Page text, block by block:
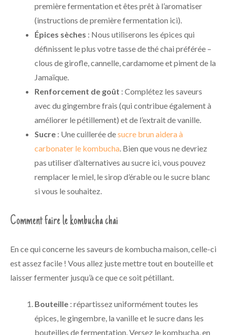
première fermentation et êtes prêt à l’aromatiser
(instructions de première fermentation ici).
Épices sèches : Nous utiliserons les épices qui
définissent le plus votre tasse de thé chai préférée –
clous de girofle, cannelle, cardamome et piment de la
Jamaïque.
Renforcement de goût : Complétez les saveurs
avec du gingembre frais (qui contribue également à
améliorer le pétillement) et de l’extrait de vanille.
Sucre : Une cuillerée desucre brun aidera à
carbonater le kombucha . Bien que vous ne devriez
pas utiliser d’alternatives au sucre ici, vous pouvez
remplacer le miel, le sirop d’érable ou le sucre blanc
si vous le souhaitez.
Comment faire le kombucha chai
En ce qui concerne les saveurs de kombucha maison, celle-ci
est assez facile ! Vous allez juste mettre tout en bouteille et
laisser fermenter jusqu’à ce que ce soit pétillant.
Bouteille : répartissez uniformément toutes les
épices, le gingembre, la vanille et le sucre dans les
bouteilles de fermentation. Versez le kombucha, en